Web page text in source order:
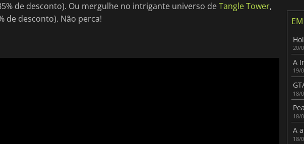
de desconto). Ou mergulhe no intrigante universo deTangle Tower,
de desconto). Não perca!
20/
19/
18/
18/
18/